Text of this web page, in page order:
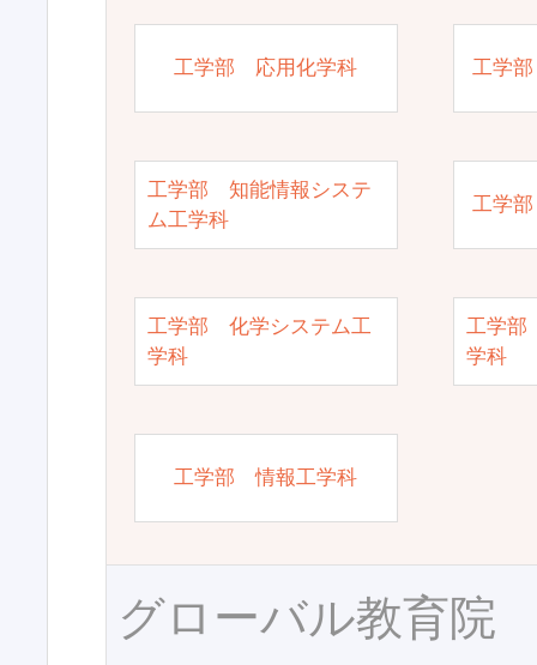
工学部 応用化学科 工学
工学部 知能情報システ
ム工学科
工学
工学部 化学システム工
学科
工学部
学科
工学部 情報工学科
グローバル教育院